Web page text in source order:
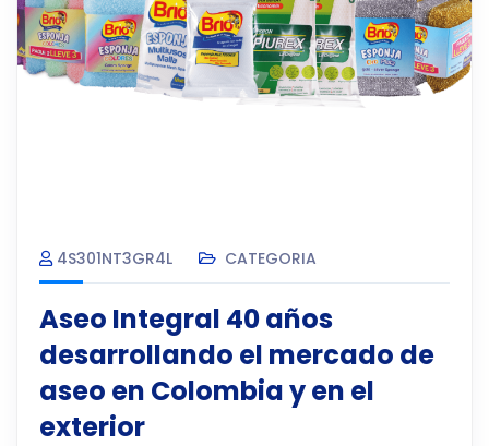
4S301NT3GR4L CATEGORIA
Aseo Integral 40 años
desarrollando el mercado de
aseo en Colombia y en el
exterior